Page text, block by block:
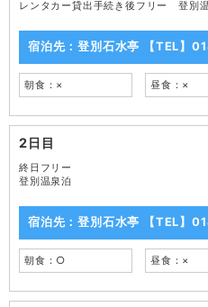
レンタカー貸出手続き後フリー 登別
宿泊先：登別石水亭 【TEL】
朝食：× 昼食：×
2日目
終日フリー
登別温泉泊
宿泊先：登別石水亭 【TEL】
朝食：○ 昼食：×